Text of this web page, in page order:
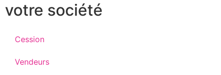
votre société
Cession
Vendeurs